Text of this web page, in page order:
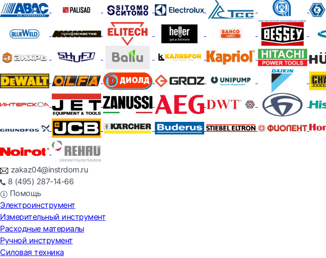
zakaz04@instrdom.ru
8 (495) 287-14-66
Помощь
Электроинструмент
Измерительный инструмент
Расходные материалы
Ручной инструмент
Силовая техника